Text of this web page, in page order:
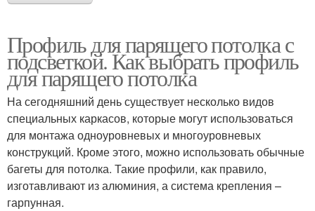
Профиль для парящего потолка с
подсветкой. Как выбрать профиль
для парящего потолка
На сегодняшний день существует несколько видов
специальных каркасов, которые могут использоваться
для монтажа одноуровневых и многоуровневых
конструкций. Кроме этого, можно использовать обычные
багеты для потолка. Такие профили, как правило,
изготавливают из алюминия, а система крепления –
гарпунная.